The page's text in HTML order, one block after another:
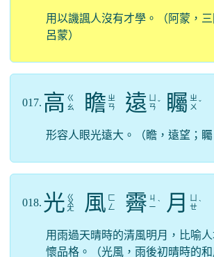
用以譏諷人沒有才學。（阿蒙，
呂蒙）
017. 高 ㄍ
ㄠ
瞻 ㄓ
ㄢ
遠 ㄢ ˇ 矚 ㄓ
ㄨ ˇ
形容人眼光遠大。（瞻，遠望；矚
018. 光 ㄍ
ㄨ
ㄤ 風 ㄈ
ㄥ
霽 ㄐ
ㄧ ˋ 月
ㄝˋ
用雨過天晴時的清風明月，比喻
懷品格。（光風，雨後初晴時的